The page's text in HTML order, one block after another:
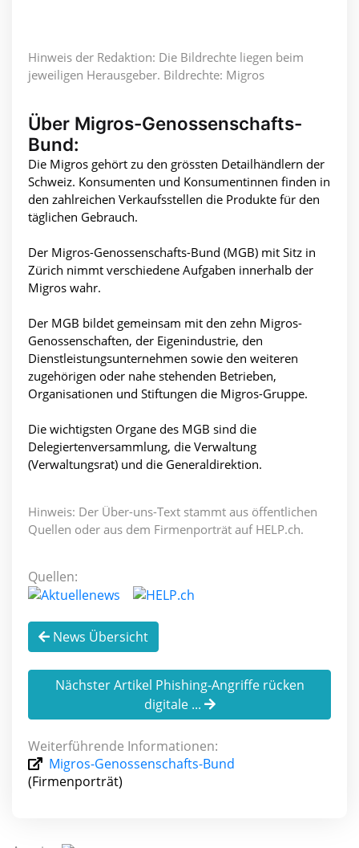
Hinweis der Redaktion: Die Bildrechte liegen beim
jeweiligen Herausgeber. Bildrechte: Migros
Über Migros-Genossenschafts-
Bund:
Die Migros gehört zu den grössten Detailhändlern der
Schweiz. Konsumenten und Konsumentinnen finden in
den zahlreichen Verkaufsstellen die Produkte für den
täglichen Gebrauch.
Der Migros-Genossenschafts-Bund (MGB) mit Sitz in
Zürich nimmt verschiedene Aufgaben innerhalb der
Migros wahr.
Der MGB bildet gemeinsam mit den zehn Migros-
Genossenschaften, der Eigenindustrie, den
Dienstleistungsunternehmen sowie den weiteren
zugehörigen oder nahe stehenden Betrieben,
Organisationen und Stiftungen die Migros-Gruppe.
Die wichtigsten Organe des MGB sind die
Delegiertenversammlung, die Verwaltung
(Verwaltungsrat) und die Generaldirektion.
Hinweis: Der Über-uns-Text stammt aus öffentlichen
Quellen oder aus dem Firmenporträt auf HELP.ch.
Quellen:
News Übersicht
Nächster Artikel Phishing-Angriffe rücken
digitale ...
Weiterführende Informationen:
Migros-Genossenschafts-Bund
(Firmenporträt)